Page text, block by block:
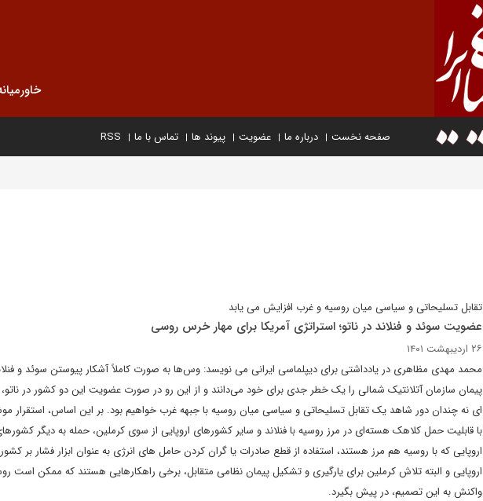
صفحه نخست درباره ما عضویت پیوند ها تماس با ما RSS
تقابل تسلیحاتی و سیاسی میان روسیه و غرب افزایش می یابد
عضویت سوئد و فنلاند در ناتو؛ استراتژی آمریکا برای مهار خرس روسی
۲۶ اردیبهشت ۱۴۰۱
محمد مهدی مظاهری در یادداشتی برای دیپلماسی ایرانی می نویسد: وس‌ها به صورت کاملاً آشکار پیوستن سوئد و
پیمان سازمان آتلانتیک شمالی را یک خطر جدی برای خود می‌دانند و از این رو در صورت عضویت این دو کشور در ناتو،
ای نه چندان دور شاهد یک تقابل تسلیحاتی و سیاسی میان روسیه با جبهه غرب خواهیم بود. بر این اساس، استقرار
با قابلیت حمل کلاهک هسته‌ای در مرز روسیه با فنلاند و سایر کشورهای اروپایی از سوی کرملین، حمله به دیگر
اروپایی که با روسیه هم مرز هستند، استفاده از قطع صادرات یا گران کردن حامل های انرژی به عنوان ابزار فشار بر
اروپایی و البته تلاش کرملین برای یارگیری و تشکیل پیمان نظامی متقابل، برخی راهکارهایی هستند که ممکن است
واکنش به این تصمیم، در پیش بگیرد.